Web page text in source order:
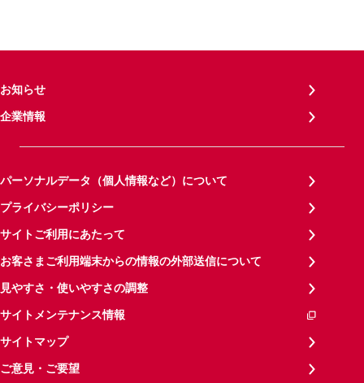
お知らせ
企業情報
パーソナルデータ（個人情報など）について
プライバシーポリシー
サイトご利用にあたって
お客さまご利用端末からの情報の外部送信について
見やすさ・使いやすさの調整
サイトメンテナンス情報
サイトマップ
ご意見・ご要望